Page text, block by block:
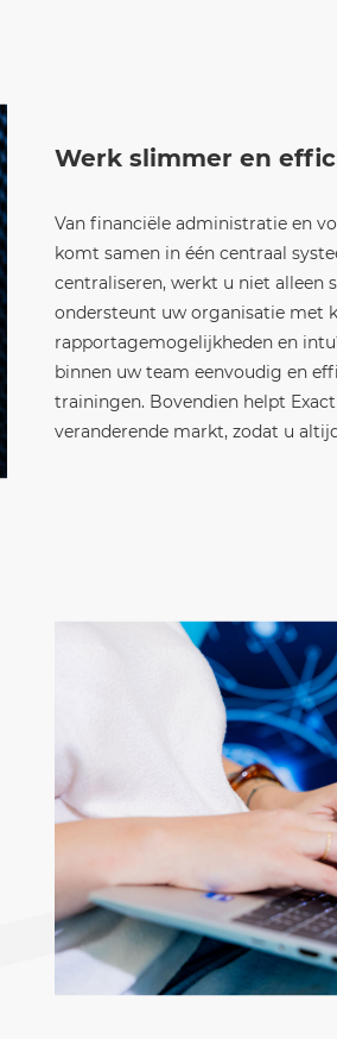
Werk slimmer en
Van financiële administratie en
komt samen in één centraal
centraliseren, werkt u niet alleen
ondersteunt uw organisatie met
rapportagemogelijkheden en
binnen uw team eenvoudig en
trainingen. Bovendien helpt
veranderende markt, zodat u